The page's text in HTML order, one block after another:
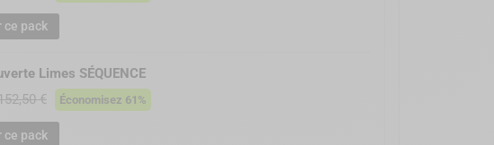
ce pack
Limes SÉQUENCE
€ Économisez 61%
ce pack